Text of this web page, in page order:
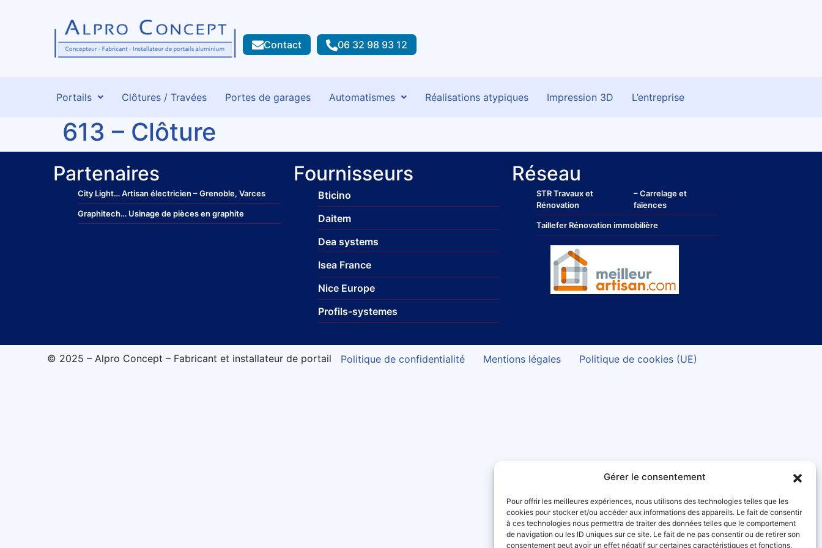
Gérer le consentement
Pour offrir les meilleures expériences, nous utilisons des technologies telles que les
cookies pour stocker et/ou accéder aux informations des appareils. Le fait de consentir
à ces technologies nous permettra de traiter des données telles que le comportement
de navigation ou les ID uniques sur ce site. Le fait de ne pas consentir ou de retirer son
consentement peut avoir un effet négatif sur certaines caractéristiques et fonctions.
Contact 06 32 98 93 12
Portails Clôtures / Travées Portes de garages Automatismes Réalisations atypiques Impression 3D L’entreprise
613 – Clôture
Partenaires
City Light… Artisan électricien – Grenoble, Varces
Graphitech… Usinage de pièces en graphite
Fournisseurs
Bticino
Daitem
Dea systems
Isea France
Nice Europe
Profils-systemes
Réseau
STR Travaux et
Rénovation
– Carrelage et
faïences
Taillefer Rénovation immobilière
© 2025 – Alpro Concept – Fabricant et installateur de portail Politique de confidentialité Mentions légales Politique de cookies (UE)